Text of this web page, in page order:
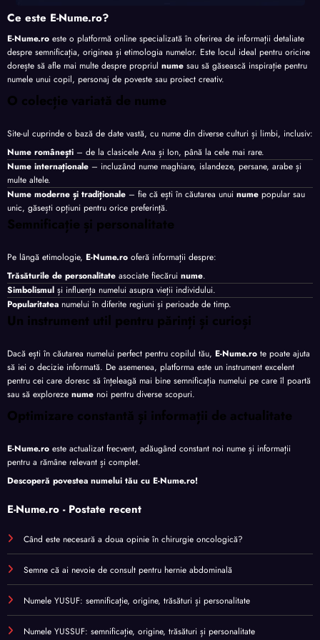
Ce este E-Nume.ro?
E-Nume.ro este o platformă online specializată în oferirea de informații detaliate
despre semnificația, originea și etimologia numelor. Este locul ideal pentru oricine
dorește să afle mai multe despre propriul nume sau să găsească inspirație pentru
numele unui copil, personaj de poveste sau proiect creativ.
O colecție variată de nume
Site-ul cuprinde o bază de date vastă, cu nume din diverse culturi și limbi, inclusiv:
Nume românești – de la clasicele Ana și Ion, până la cele mai rare.
Nume internaționale – incluzând nume maghiare, islandeze, persane, arabe și
multe altele.
Nume moderne și tradiționale – fie că ești în căutarea unui nume popular sau
unic, găsești opțiuni pentru orice preferință.
Semnificație și personalitate
Pe lângă etimologie, E-Nume.ro oferă informații despre:
Trăsăturile de personalitate asociate fiecărui nume.
Simbolismul și influența numelui asupra vieții individului.
Popularitatea numelui în diferite regiuni și perioade de timp.
Un instrument util pentru părinți și curioși
Dacă ești în căutarea numelui perfect pentru copilul tău, E-Nume.ro te poate ajuta
să iei o decizie informată. De asemenea, platforma este un instrument excelent
pentru cei care doresc să înțeleagă mai bine semnificația numelui pe care îl poartă
sau să exploreze nume noi pentru diverse scopuri.
Optimizare constantă și informații de actualitate
E-Nume.ro este actualizat frecvent, adăugând constant noi nume și informații
pentru a rămâne relevant și complet.
Descoperă povestea numelui tău cu E-Nume.ro!
E-Nume.ro - Postate recent
Când este necesară a doua opinie în chirurgie oncologică?
Semne că ai nevoie de consult pentru hernie abdominală
Numele YUSUF: semnificație, origine, trăsături și personalitate
Numele YUSSUF: semnificație, origine, trăsături și personalitate